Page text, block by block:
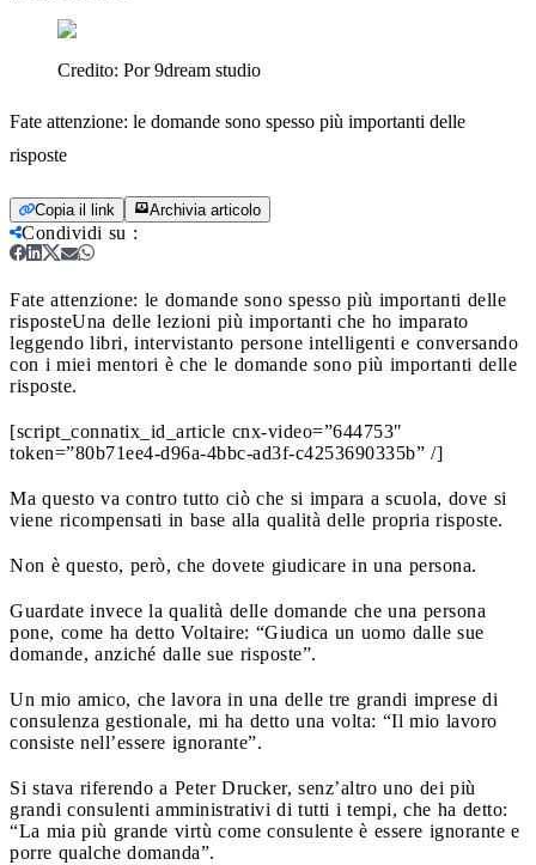
Credito: Por 9dream studio
Fate attenzione: le domande sono spesso più importanti delle
risposte
Copia il link Archivia articolo
Condividi su :
Fate attenzione: le domande sono spesso più importanti delle
risposteUna delle lezioni più importanti che ho imparato
leggendo libri, intervistanto persone intelligenti e conversando
con i miei mentori è che le domande sono più importanti delle
risposte.
[script_connatix_id_article cnx-video=”644753″
token=”80b71ee4-d96a-4bbc-ad3f-c4253690335b” /]
Ma questo va contro tutto ciò che si impara a scuola, dove si
viene ricompensati in base alla qualità delle propria risposte.
Non è questo, però, che dovete giudicare in una persona.
Guardate invece la qualità delle domande che una persona
pone, come ha detto Voltaire: “Giudica un uomo dalle sue
domande, anziché dalle sue risposte”.
Un mio amico, che lavora in una delle tre grandi imprese di
consulenza gestionale, mi ha detto una volta: “Il mio lavoro
consiste nell’essere ignorante”.
Si stava riferendo a Peter Drucker, senz’altro uno dei più
grandi consulenti amministrativi di tutti i tempi, che ha detto:
“La mia più grande virtù come consulente è essere ignorante e
porre qualche domanda”.